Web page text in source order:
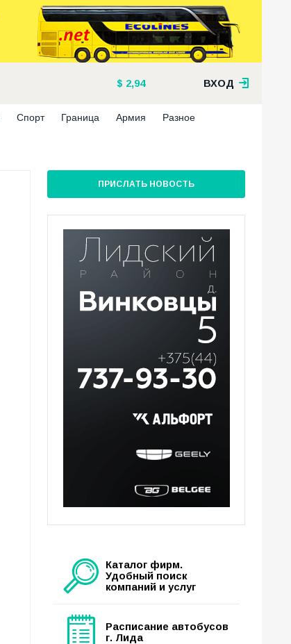
2,94 ВХОД
Спорт Граница Армия Разное
ПРИСЛАТЬ НОВОСТЬ
Каталог фирм.
Удобный поиск
компаний и услуг
Расписание автобусов
г. Лида